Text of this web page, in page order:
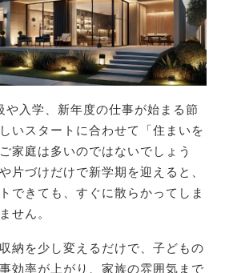
や入学、新年度の仕事が始まる節
いスタートに合わせて「住まいを
家庭は多いのではないでしょう
片づけだけで新学期を迎えると、
できても、すぐに散らかってしま
せん。
納を少し変えるだけで、子どもの
効率が上がり、家族の雰囲気まで